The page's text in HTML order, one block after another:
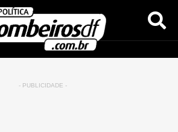
- PUBLICIDADE -